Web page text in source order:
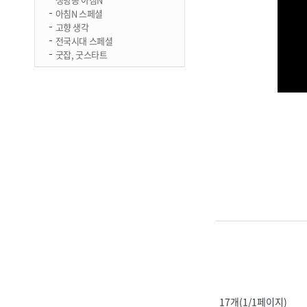
아침N 스페셜
고향 생각
전국시대 스페셜
굿잡, 굿스타트
17개(1/1페이지)